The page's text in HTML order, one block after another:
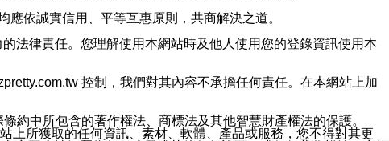
依誠實信用、平等互惠原則，共商解決之道。
法律責任。您理解使用本網站時及他人使用您的登錄資訊使用本
控制，我們對其內容不承擔任何責任。在本網站上加
約中所包含的著作權法、商標法及其他智慧財產權法的保護。
上所獲取的任何資訊、素材、軟體、產品或服務，您不得對其更